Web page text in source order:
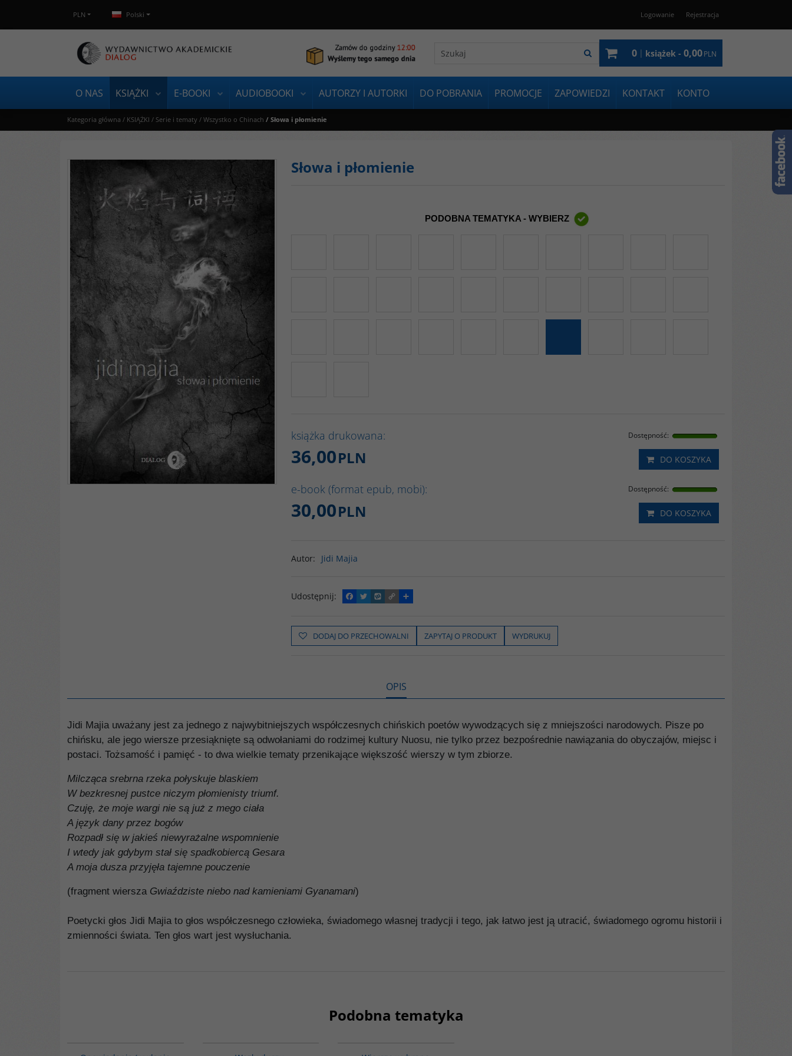
PLN Polski Logowanie Rejestracja
0 | książek - 0,00PLN
O NAS KSIĄŻKI E-BOOKI AUDIOBOOKI AUTORZY I AUTORKI DO POBRANIA PROMOCJE ZAPOWIEDZI KONTAKT KONTO
Kategoria główna / KSIĄŻKI / Serie i tematy / Wszystko o Chinach / Słowa i płomienie
Słowa i płomienie
PODOBNA TEMATYKA - WYBIERZ
książka drukowana: Dostępność:
36,00PLN DO KOSZYKA
e-book (format epub, mobi): Dostępność:
30,00PLN DO KOSZYKA
Autor: Jidi Majia
Udostępnij:
F
a
e
b
o
T
w
t
t
e
W
y
o
p
C
o
y
L
i
P
o
z
i
e
ę
DODAJ DO PRZECHOWALNI ZAPYTAJ O PRODUKT WYDRUKUJ
OPIS
Jidi Majia uważany jest za jednego z najwybitniejszych współczesnych chińskich poetów wywodzących się z mniejszości narodowych. Pisze po
chińsku, ale jego wiersze przesiąknięte są odwołaniami do rodzimej kultury Nuosu, nie tylko przez bezpośrednie nawiązania do obyczajów, miejsc i
postaci. Tożsamość i pamięć - to dwa wielkie tematy przenikające większość wierszy w tym zbiorze.
Milcząca srebrna rzeka połyskuje blaskiem
W bezkresnej pustce niczym płomienisty triumf.
Czuję, że moje wargi nie są już z mego ciała
A język dany przez bogów
Rozpadł się w jakieś niewyrażalne wspomnienie
I wtedy jak gdybym stał się spadkobiercą Gesara
A moja dusza przyjęła tajemne pouczenie
(fragment wiersza Gwiaździste niebo nad kamieniami Gyanamani)
Poetycki głos Jidi Majia to głos współczesnego człowieka, świadomego własnej tradycji i tego, jak łatwo jest ją utracić, świadomego ogromu historii i
zmienności świata. Ten głos wart jest wysłuchania.
Podobna tematyka